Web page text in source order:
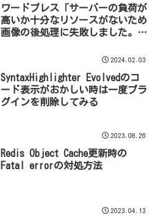
ワードプレス「サーバーの負荷が
高いか十分なリソースがないため
画像の後処理に失敗しました。」
オフラインのようです。」につい
2024.02.03
SyntaxHighlighter Evolvedのコ
ード表示がおかしい時は一度プラ
グインを削除してみる
2023.08.26
Redis Object Cache更新時の
Fatal errorの対処方法
2023.04.13